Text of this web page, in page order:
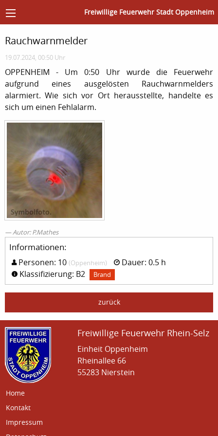
Freiwillige Feuerwehr Stadt Oppenheim
Rauchwarnmelder
19.07.2024, 00:50 Uhr
OPPENHEIM - Um 0:50 Uhr wurde die Feuerwehr
aufgrund eines ausgelösten Rauchwarnmelders
alarmiert. Wie sich vor Ort herausstellte, handelte es
sich um einen Fehlalarm.
Autor: P.Mathes
Informationen:
Personen: 10 (Oppenheim)
Dauer: 0.5 h
Klassifizierung: B2
Brand
zurück
Freiwillige Feuerwehr Rhein-Selz
Einheit Oppenheim
Rheinallee 66
55283 Nierstein
Home
Kontakt
Impressum